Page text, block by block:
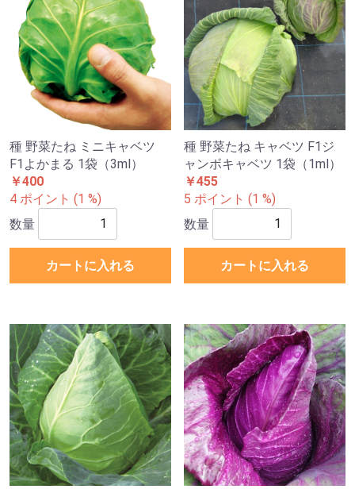
種 野菜たね ミニキャベツ
F1よかまる 1袋（3ml）
￥400
4 ポイント (1 %)
数量
カートに入れる
種 野菜たね キャベツ F1ジ
ャンボキャベツ 1袋（1ml）
￥455
5 ポイント (1 %)
数量
カートに入れる